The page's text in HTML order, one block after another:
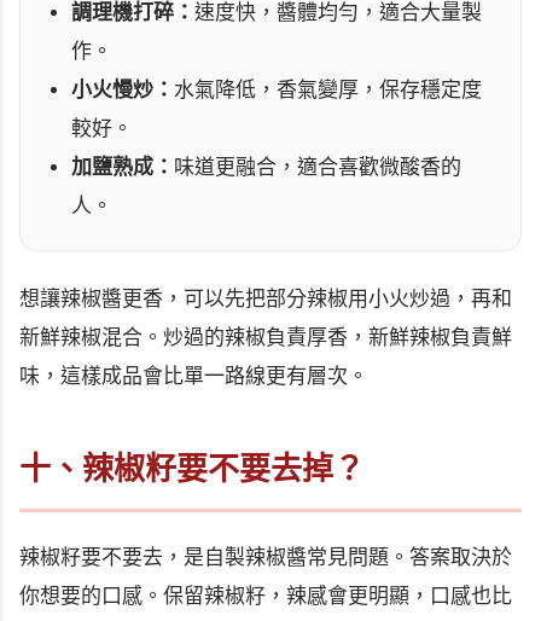
調理機打碎： 速度快，醬體均勻，適合大量製
作。
小火慢炒： 水氣降低，香氣變厚，保存穩定度
較好。
加鹽熟成： 味道更融合，適合喜歡微酸香的
人。
想讓辣椒醬更香，可以先把部分辣椒用小火炒過，再和
新鮮辣椒混合。炒過的辣椒負責厚香，新鮮辣椒負責鮮
味，這樣成品會比單一路線更有層次。
十、辣椒籽要不要去掉？
辣椒籽要不要去，是自製辣椒醬常見問題。答案取決於
你想要的口感。保留辣椒籽，辣感會更明顯，口感也比